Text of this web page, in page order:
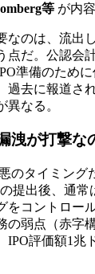
等 が内
なのは、流出
点だ。公認会
準備のため
過去に報道さ
異なる。
洩が打撃な
のタイミング
提出後、通
をコントロー
の弱点（赤字
IPO評価額1兆